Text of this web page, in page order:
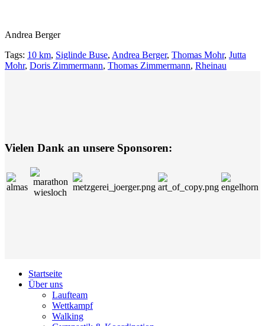
Andrea Berger
Tags: 10 km, Siglinde Buse, Andrea Berger, Thomas Mohr, Jutta
Mohr, Doris Zimmermann, Thomas Zimmermann, Rheinau
Vielen Dank an unsere Sponsoren:
Startseite
Über uns
Laufteam
Wettkampf
Walking